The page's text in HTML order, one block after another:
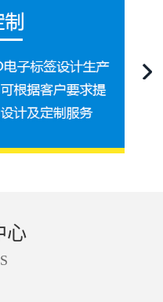
心